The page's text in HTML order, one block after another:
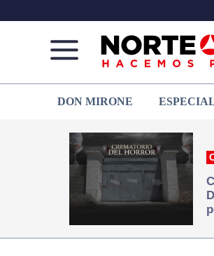
de
Juárez
que
hacemos periodismo
DON MIRONE